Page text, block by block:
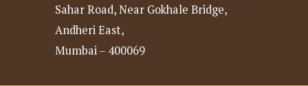
Sahar Road, Near Gokhale Bridge,
Andheri East,
Mumbai – 400069